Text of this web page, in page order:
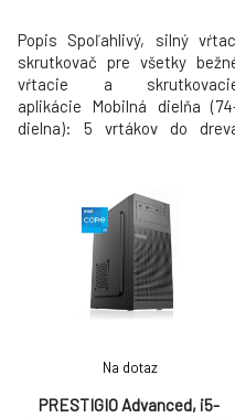
Popis Spoľahlivý, silný
skrutkovač pre všetky
vŕtacie a
aplikácie Mobilná dielňa
dielna): 5 vrtákov do
(1,5/1,5/2/2/2,5/3/3/3,5/4/
20 Schrauberbits Länge 25mm
(PH1/PH2/PH2/PH3/PZ1/
10 skrutkovacích bi
PRESTIGIO Advanced, i5-
Na dotaz